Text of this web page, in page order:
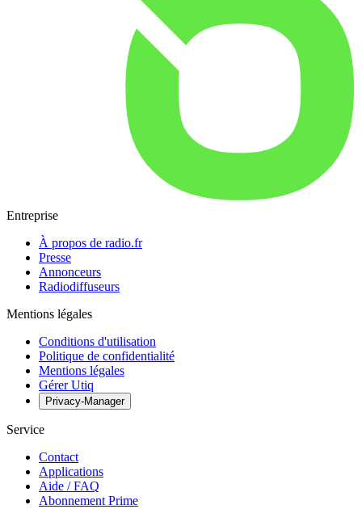
Entreprise
À propos de radio.fr
Presse
Annonceurs
Radiodiffuseurs
Mentions légales
Conditions d'utilisation
Politique de confidentialité
Mentions légales
Gérer Utiq
Privacy-Manager
Service
Contact
Applications
Aide / FAQ
Abonnement Prime